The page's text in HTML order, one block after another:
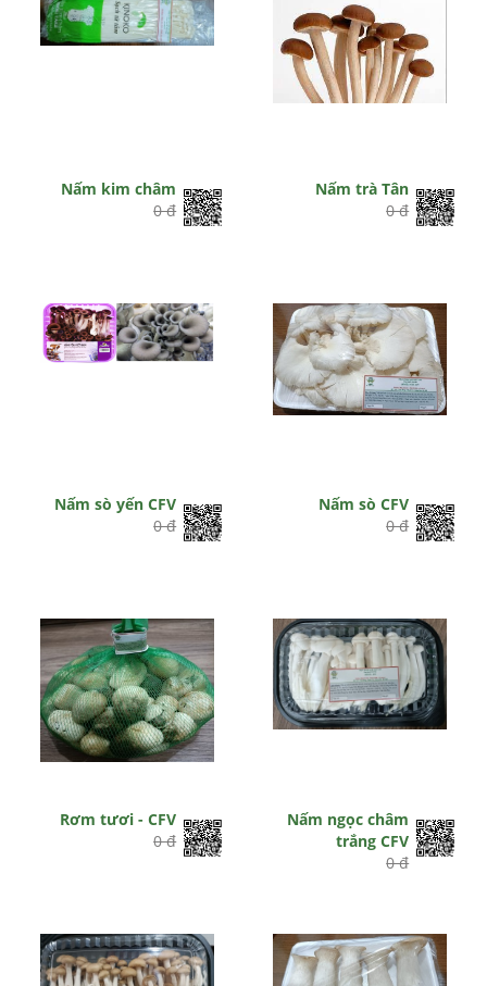
Nấm kim châm
0 đ
Nấm trà Tân
0 đ
Nấm sò yến CFV
0 đ
Nấm sò CFV
0 đ
Rơm tươi - CFV
0 đ
Nấm ngọc châm
trắng CFV
0 đ